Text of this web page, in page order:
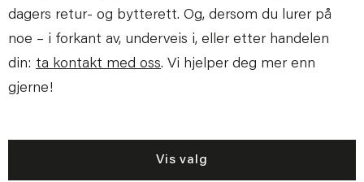
dagers retur- og bytterett. Og, dersom du lurer på
noe – i forkant av, underveis i, eller etter handelen
din: ta kontakt med oss. Vi hjelper deg mer enn
gjerne!
Vis valg